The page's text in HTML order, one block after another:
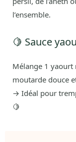
l’ensemble.
🍋 Sauce
Mélange 1
moutarde douce
→ Idéal pour
🍋